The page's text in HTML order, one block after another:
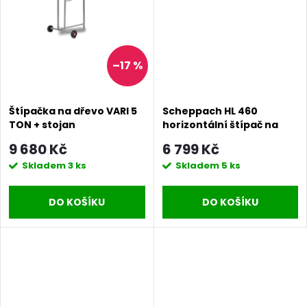
–17 %
Štípačka na dřevo VARI 5
TON + stojan
9 680 Kč
Skladem3 ks
DO KOŠÍKU
Scheppach HL 460
horizontální štípač na
6 799 Kč
Skladem 5 ks
DO KOŠÍKU